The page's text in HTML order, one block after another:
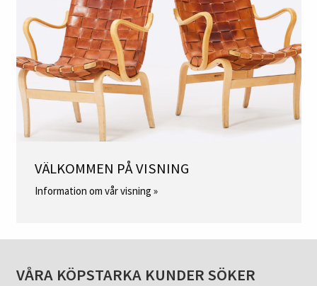
VÄLKOMMEN PÅ VISNING
Information om vår visning »
VÅRA KÖPSTARKA KUNDER SÖKER